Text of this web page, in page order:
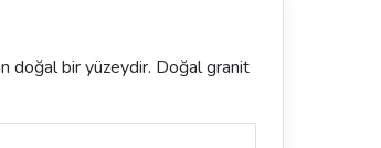
doğal bir yüzeydir. Doğal granit